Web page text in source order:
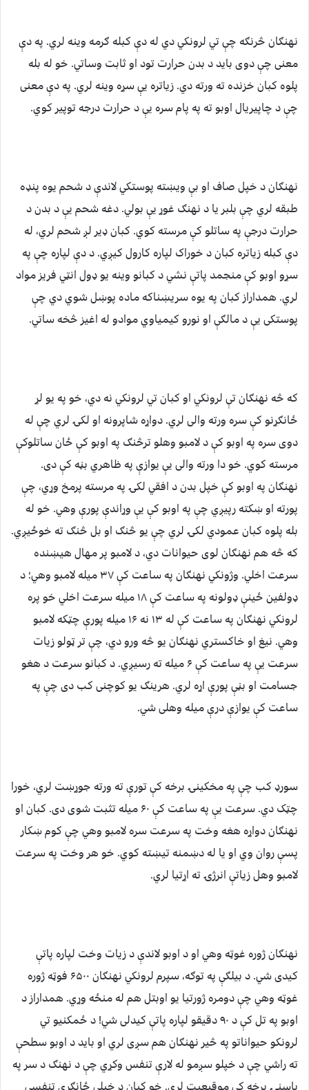
نهنګان څرنګه چې تي لرونکي دي له دې کبله ګرمه وينه لري. په دې
معنی چې دوی بايد د بدن حرارت تود او ثابت وساتي. خو له بله
پلوه کبان خزنده ته ورته دي. زياتره يې سړه وينه لري. په دې معنی
چې د چاپیريال اوبو ته په پام سره يې د حرارت درجه توپير کوي.
نهنګان د خپل صاف او بې ويښته پوستکي لاندې د شحم يوه پنډه
طبقه لري چې بلبر یا د نهنګ غوړ يې بولي. دغه شحم يې د بدن د
حرارت درجې په ساتلو کې مرسته کوي. کبان ډیر لږ شحم لري، له
دې کبله زیاتره کبان د خوراک لپاره کارول کیږي. د دې لپاره چې په
سړو اوبو کې منجمد پاتې نشي د کبانو وينه یو ډول انټي فريز مواد
لري. همداراز کبان په يوه سريښناکه ماده پوښل شوي دي چې
پوستکی يې د مالګې او نورو کيمياوي موادو له اغيز څخه ساتي.
که څه نهنګان تې لرونکي او کبان تي لرونکي‌ نه دي، خو په يو لړ
ځانګړنو کې سره ورته والی لري. دواړه شاپرونه او لکۍ لري چې له
دوی سره په اوبو کې د لامبو وهلو ترڅنګ په اوبو کې ځان ساتلوکې
مرسته کوي. خو دا ورته والی يې يوازې په ظاهري بڼه کې دی.
نهنګان په اوبو کې خپل بدن د افقي لکۍ په مرسته پرمخ وړي، چې
پورته او ښکته رپيږي چې په اوبو کې یې وړاندې پورې وهي. خو له
بله پلوه کبان عمودي لکۍ لري چې يو څنګ او بل څنګ ته خوځيږي.
که څه هم نهنګان لوی حيوانات دي، د لامبو پر مهال هيښنده
سرعت اخلي. وژونکي نهنګان په ساعت کې ۳۷ میله لامبو وهي؛ د
ډولفين ځينې ډولونه په ساعت کې ۱۸ ميله سرعت اخلي خو پره
لرونکي نهنګان په ساعت کې له ۱۳ نه ۱۶ ميله پورې چټکه لامبو
وهي. نيغ او خاکستري نهنګان يو څه ورو دي، چې تر ټولو زيات
سرعت يې په ساعت کې ۶ میله ته رسیږي. د کبانو سرعت د هغو
جسامت او بڼې پورې اړه لري. هرينګ يو کوچنی کب دی چې په
ساعت کې يوازې درې میله وهلی شي.
سورډ کب چې په مخکينۍ برخه کې تورې ته ورته جوړښت لري، خورا
چټک دي.‌ سرعت يې په ساعت کې ۶۰ میله تثبت شوی دی. کبان او
نهنګان دواړه هغه وخت په سرعت سره لامبو وهي چې کوم ښکار
پسې روان وي او يا له دښمنه تيښته کوي.‌ خو هر وخت په سرعت
لامبو وهل زياتې انرژۍ ته اړتیا لري.
نهنګان ژوره غوټه وهي او د اوبو لاندې د زيات وخت لپاره پاتې
کيدی شي. د بيلګې په توګه، سپرم لرونکي نهنګان ۶۵۰۰ فوټه ژوره
غوټه وهي چې دومره ژورتيا يو اوبتل هم له منځه وړي. همداراز د
اوبو په تل کې د ۹۰ دقیقو لپاره پاتې کيدلی شي! د ځمکنيو تي
لرونکو حیواناتو په څير نهنګان هم سږی لري او باید د اوبو سطحې
ته راشي چې د خپلو سږمو له لارې تنفس وکړي چې د نهنګ د سر په